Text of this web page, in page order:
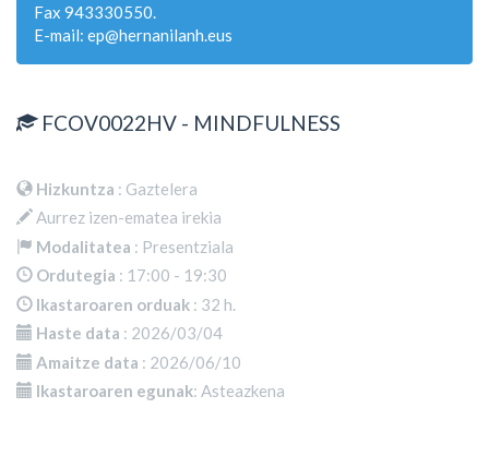
Fax 943330550.
E-mail: ep@hernanilanh.eus
FCOV0022HV - MINDFULNESS
Hizkuntza : Gaztelera
Aurrez izen-ematea irekia
Modalitatea : Presentziala
Ordutegia : 17:00 - 19:30
Ikastaroaren orduak : 32 h.
Haste data : 2026/03/04
Amaitze data : 2026/06/10
Ikastaroaren egunak: Asteazkena